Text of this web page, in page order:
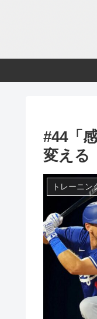
#44「
変える
トレーニン